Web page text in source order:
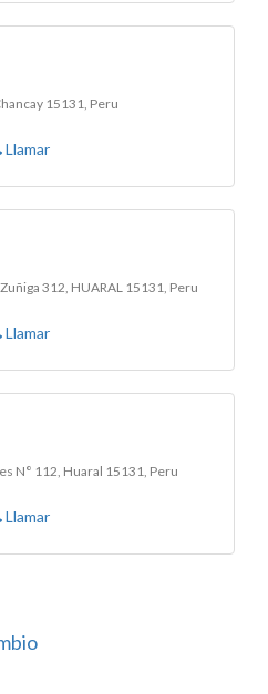
15131, Peru
Llamar
312, HUARAL 15131, Peru
Llamar
N° 112, Huaral 15131, Peru
Llamar